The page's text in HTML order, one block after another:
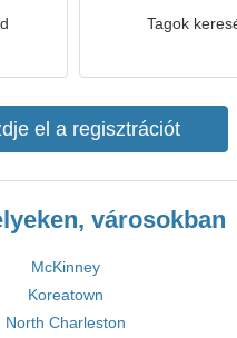
Tagok
el a regisztrációt
városokban
McKinney
Koreatown
North Charleston